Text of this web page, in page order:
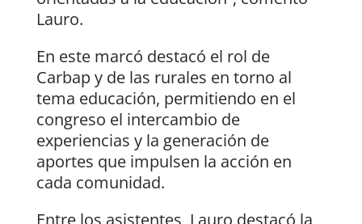
Lauro.
En este marcó destacó el rol de
Carbap y de las rurales en torno al
tema educación, permitiendo en el
congreso el intercambio de
experiencias y la generación de
aportes que impulsen la acción en
cada comunidad.